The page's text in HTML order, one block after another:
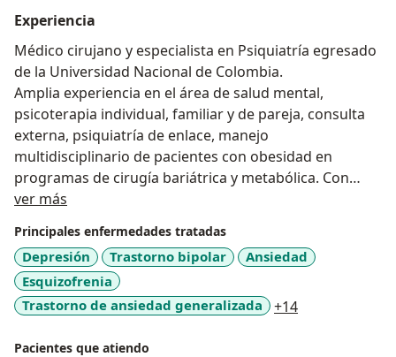
Experiencia
Médico cirujano y especialista en Psiquiatría egresado
de la Universidad Nacional de Colombia.
Amplia experiencia en el área de salud mental,
psicoterapia individual, familiar y de pareja, consulta
externa, psiquiatría de enlace, manejo
multidisciplinario de pacientes con obesidad en
programas de cirugía bariátrica y metabólica. Con
entrenamiento en Mindfullness por la Pontificia
Oriente de Bogotá, Clínica del Sistema nervioso
RENOVAR y actualmente en el Hospital Internacional
de Colombia.
ver más
Principales enfermedades tratadas
Depresión Trastorno bipolar
Ansiedad
Esquizofrenia
Trastorno de ansiedad generalizada
+14
Pacientes que atiendo